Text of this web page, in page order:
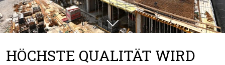
HÖCHSTE QUALITÄT WIRD